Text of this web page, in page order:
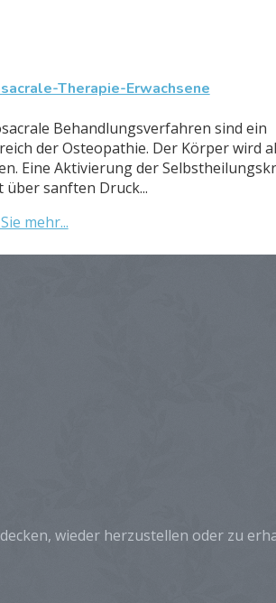
Therapie-Erwachsene
Behandlungsverfahren sind ein
der Osteopathie. Der Körper wird
Eine Aktivierung der
sanften Druck...
mehr...
wieder herzustellen oder zu